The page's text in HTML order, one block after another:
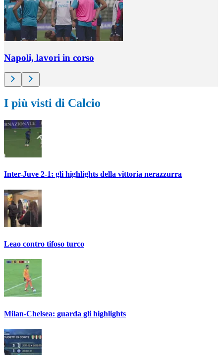
Napoli, lavori in corso
I più visti di Calcio
Inter-Juve 2-1: gli highlights della vittoria nerazzurra
Leao contro tifoso turco
Milan-Chelsea: guarda gli highlights